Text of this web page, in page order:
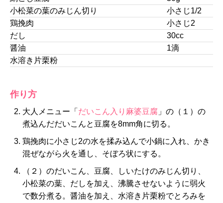
小松菜の葉のみじん切り
小さじ1/2
鶏挽肉
小さじ2
だし
30cc
醤油
1滴
水溶き片栗粉
作り方
大人メニュー「 だいこん入り麻婆豆腐 」の（１）の
煮込んだだいこんと豆腐を8mm角に切る。
鶏挽肉に小さじ2の水を揉み込んで小鍋に入れ、かき
混ぜながら火を通し、そぼろ状にする。
（２）のだいこん、豆腐、しいたけのみじん切り、
小松菜の葉、だしを加え、沸騰させないように弱火
で数分煮る。醤油を加え、水溶き片栗粉でとろみを